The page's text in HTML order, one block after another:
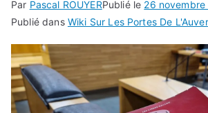
Par Pascal ROUYERPublié le 26 novembre
Publié dans Wiki Sur Les Portes De